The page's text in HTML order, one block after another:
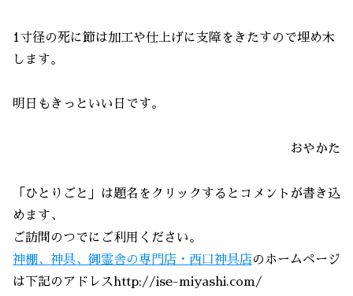
1寸径の死に節は加工や仕上げに支障をきたすので埋め木
します。
明日もきっといい日です。
おやかた
「ひとりごと」は題名をクリックするとコメントが書き込
めます、
ご訪問のつでにご利用ください。
神棚、神具、御霊舎の専門店・西口神具店のホームページ
は下記のアドレスhttp://ise-miyashi.com/